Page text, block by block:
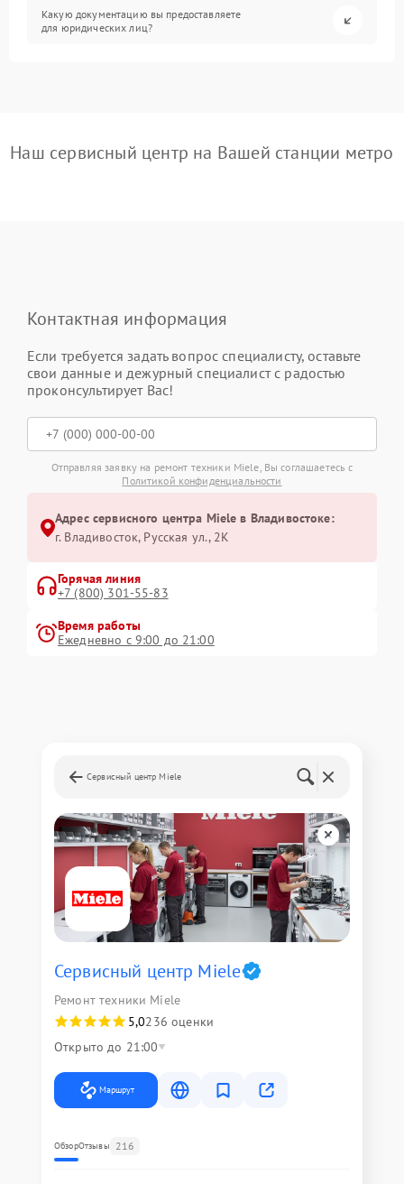
Какую документацию вы предоставляете
для юридических лиц?
Наш сервисный центр на Вашей станции метро
Контактная информация
Если требуется задать вопрос специалисту, оставьте
свои данные и дежурный специалист с радостью
проконсультирует Вас!
Отправляя заявку на ремонт техники Miele, Вы соглашаетесь с
Политикой конфиденциальности
Адрес сервисного центра Miele в Владивостоке:
г. Владивосток, Русская ул., 2К
Горячая линия
+7 (800) 301-55-83
Время работы
Ежедневно с 9:00 до 21:00
Сервисный центр Miele
Сервисный центр Miele
Ремонт техники Miele
5,0236 оценки
Открыто до 21:00
Маршрут
ОбзорОтзывы 216